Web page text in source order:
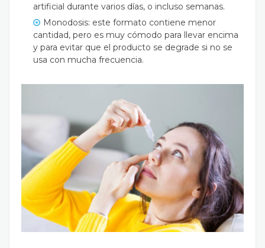
artificial durante varios días, o incluso semanas.
Monodosis: este formato contiene menor
cantidad, pero es muy cómodo para llevar encima
y para evitar que el producto se degrade si no se
usa con mucha frecuencia.